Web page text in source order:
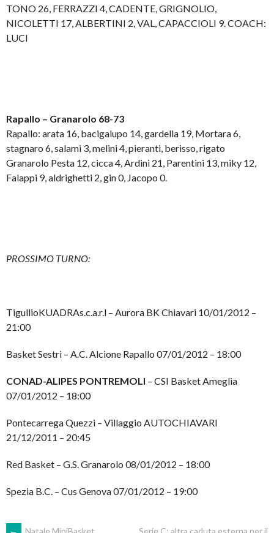
TONO 26, FERRAZZI 4, CADENTE, GRIGNOLIO,
NICOLETTI 17, ALBERTINI 2, VAL, CAPACCIOLI 9. COACH:
LUCI
Rapallo – Granarolo 68-73
Rapallo: arata 16, bacigalupo 14, gardella 19, Mortara 6,
stagnaro 6, salami 3, melini 4, pieranti, berisso, rigato
Granarolo Pesta 12, cicca 4, Ardini 21, Parentini 13, miky 12,
Falappi 9, aldrighetti 2, gin 0, Jacopo 0.
PROSSIMO TURNO:
TigullioKUADRAs.c.a.r.l – Aurora BK Chiavari 10/01/2012 –
21:00
Basket Sestri – A.C. Alcione Rapallo 07/01/2012 – 18:00
CONAD-ALIPES PONTREMOLI – CSI Basket Ameglia
07/01/2012 – 18:00
Pontecarrega Quezzi – Villaggio AUTOCHIAVARI
21/12/2011 – 20:45
Red Basket – G.S. Granarolo 08/01/2012 – 18:00
Spezia B.C. – Cus Genova 07/01/2012 – 19:00
← Natale MiniBasket
Serie C: altra caduta esterna per il